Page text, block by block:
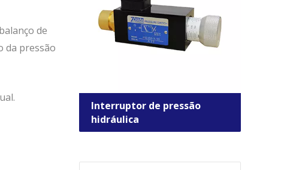
de
da pressão
Interruptor de pressão
hidráulica